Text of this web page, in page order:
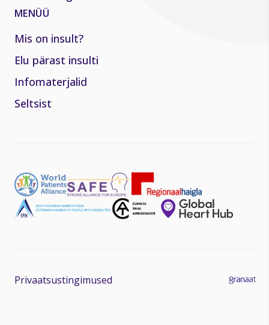
MENÜÜ
Mis on insult?
Elu pärast insulti
Infomaterjalid
Seltsist
Privaatsustingimused